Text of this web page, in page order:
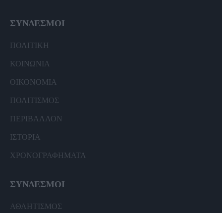
ΣΥΝΔΕΣΜΟΙ
ΠΟΛΙΤΙΚΗ
ΚΟΙΝΩΝΙΑ
ΟΙΚΟΝΟΜΙΑ
ΠΟΛΙΤΙΣΜΟΣ
ΠΕΡΙΒΑΛΛΟΝ
ΙΣΤΟΡΙΑ
ΧΡΟΝΟΓΡΑΦΗΜΑΤΑ
ΣΥΝΔΕΣΜΟΙ
ΑΘΛΗΤΙΣΜΟΣ